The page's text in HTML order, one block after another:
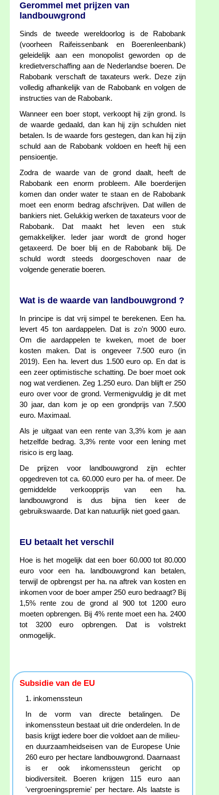
Gerommel met prijzen van
landbouwgrond
Sinds de tweede wereldoorlog is de Rabobank
(voorheen Raifeissenbank en Boerenleenbank)
geleidelijk aan een monopolist geworden op de
kredietverschaffing aan de Nederlandse boeren. De
Rabobank verschaft de taxateurs werk. Deze zijn
volledig afhankelijk van de Rabobank en volgen de
instructies van de Rabobank.
Wanneer een boer stopt, verkoopt hij zijn grond. Is
de waarde gedaald, dan kan hij zijn schulden niet
betalen. Is de waarde fors gestegen, dan kan hij zijn
schuld aan de Rabobank voldoen en heeft hij een
pensioentje.
Zodra de waarde van de grond daalt, heeft de
Rabobank een enorm probleem. Alle boerderijen
komen dan onder water te staan en de Rabobank
moet een enorm bedrag afschrijven. Dat willen de
bankiers niet. Gelukkig werken de taxateurs voor de
Rabobank. Dat maakt het leven een stuk
gemakkelijker. Ieder jaar wordt de grond hoger
getaxeerd. De boer blij en de Rabobank blij. De
schuld wordt steeds doorgeschoven naar de
volgende generatie boeren.
Wat is de waarde van landbouwgrond ?
In principe is dat vrij simpel te berekenen. Een ha.
levert 45 ton aardappelen. Dat is zo'n 9000 euro.
Om die aardappelen te kweken, moet de boer
kosten maken. Dat is ongeveer 7.500 euro (in
2019). Een ha. levert dus 1.500 euro op. En dat is
een zeer optimistische schatting. De boer moet ook
nog wat verdienen. Zeg 1.250 euro. Dan blijft er 250
euro over voor de grond. Vermenigvuldig je dit met
30 jaar, dan kom je op een grondprijs van 7.500
euro. Maximaal.
Als je uitgaat van een rente van 3,3% kom je aan
hetzelfde bedrag. 3,3% rente voor een lening met
risico is erg laag.
De prijzen voor landbouwgrond zijn echter
opgedreven tot ca. 60.000 euro per ha. of meer. De
gemiddelde verkoopprijs van een ha.
landbouwgrond is dus bijna tien keer de
gebruikswaarde. Dat kan natuurlijk niet goed gaan.
EU betaalt het verschil
Hoe is het mogelijk dat een boer 60.000 tot 80.000
euro voor een ha. landbouwgrond kan betalen,
terwijl de opbrengst per ha. na aftrek van kosten en
inkomen voor de boer amper 250 euro bedraagt? Bij
1,5% rente zou de grond al 900 tot 1200 euro
moeten opbrengen. Bij 4% rente moet een ha. 2400
tot 3200 euro opbrengen. Dat is volstrekt
onmogelijk.
Subsidie van de EU
1. inkomenssteun
In de vorm van directe betalingen. De
inkomenssteun bestaat uit drie onderdelen. In de
basis krijgt iedere boer die voldoet aan de milieu-
en duurzaamheidseisen van de Europese Unie
260 euro per hectare landbouwgrond. Daarnaast
is er ook inkomenssteun gericht op
biodiversiteit. Boeren krijgen 115 euro aan
'vergroeningspremie' per hectare. Als laatste is